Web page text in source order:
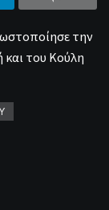
την
του Κούλη